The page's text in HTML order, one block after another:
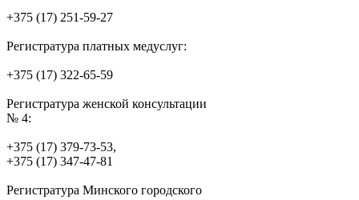
+375 (17) 251-59-27
Регистратура платных медуслуг:
+375 (17) 322-65-59
Регистратура женской консультации
№ 4:
+375 (17) 379-73-53,
+375 (17) 347-47-81
Регистратура Минского городского